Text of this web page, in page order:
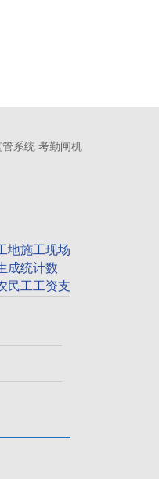
系统 考勤闸机
地施工现场
成统计数
民工工资支